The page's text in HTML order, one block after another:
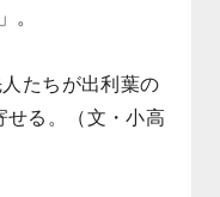
。
たちが出利葉の
せる。（文・小高